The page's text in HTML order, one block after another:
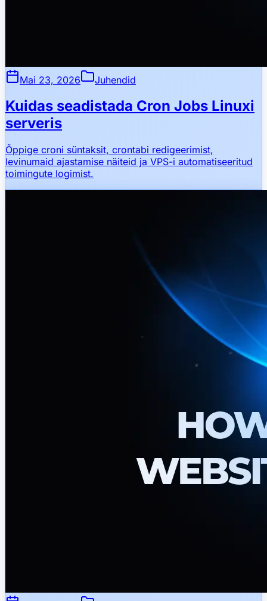
Mai 23, 2026 Juhendid
Kuidas seadistada Cron Jobs Linuxi
serveris
Õppige croni süntaksit, crontabi redigeerimist,
levinumaid ajastamise näiteid ja VPS-i automatiseeritud
toimingute logimist.